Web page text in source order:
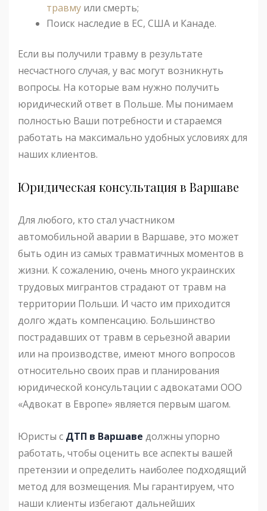
травму или смерть;
Поиск наследие в ЕС, США и Канаде.
Если вы получили травму в результате
несчастного случая, у вас могут возникнуть
вопросы. На которые вам нужно получить
юридический ответ в Польше. Мы понимаем
полностью Ваши потребности и стараемся
работать на максимально удобных условиях для
наших клиентов.
Юридическая консультация в Варшаве
Для любого, кто стал участником
автомобильной аварии в Варшаве, это может
быть один из самых травматичных моментов в
жизни. К сожалению, очень много украинских
трудовых мигрантов страдают от травм на
территории Польши. И часто им приходится
долго ждать компенсацию. Большинство
пострадавших от травм в серьезной аварии
или на производстве, имеют много вопросов
относительно своих прав и планирования
юридической консультации с адвокатами ООО
«Адвокат в Европе» является первым шагом.
Юристы с ДТП в Варшаве должны упорно
работать, чтобы оценить все аспекты вашей
претензии и определить наиболее подходящий
метод для возмещения. Мы гарантируем, что
наши клиенты избегают дальнейших